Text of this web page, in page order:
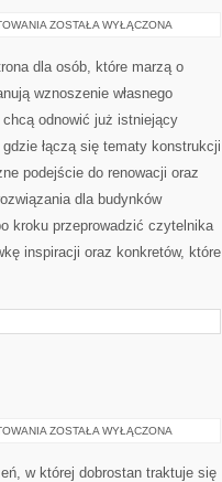
TARASY,
PRZESTRZENIE
ZEWNĘTRZNE
ZOSTAŁA WYŁĄCZONA
dla osób, które marzą o
wznoszenie własnego
odnowić już istniejący
łączą się tematy konstrukcji
podejście do renowacji oraz
dla budynków
kroku przeprowadzić czytelnika
inspiracji oraz konkretów, które
TERAPIE
ZOSTAŁA WYŁĄCZONA
w której dobrostan traktuje się